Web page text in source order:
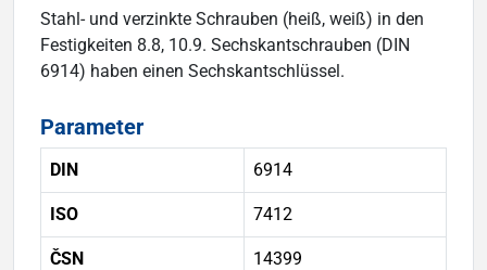
Stahl- und verzinkte Schrauben (heiß, weiß) in den
Festigkeiten 8.8, 10.9. Sechskantschrauben (DIN
6914) haben einen Sechskantschlüssel.
Parameter
DIN 6914
ISO 7412
ČSN 14399